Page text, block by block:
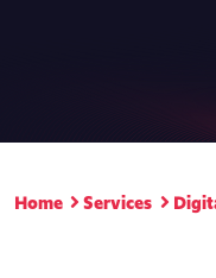
Home Services